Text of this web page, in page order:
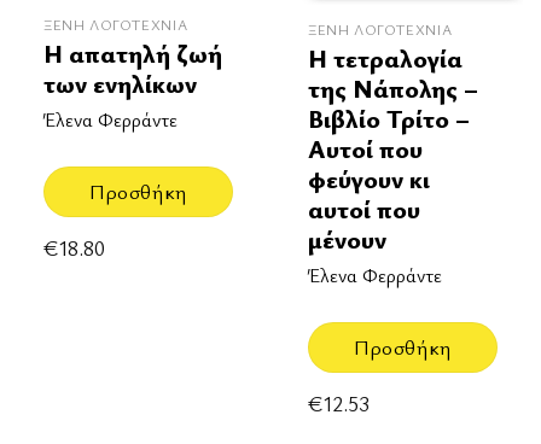
ΞΈΝΗ ΛΟΓΟΤΕΧΝΊΑ
Η απατηλή ζωή
των ενηλίκων
Έλενα Φερράντε
Προσθήκη
€18.80
ΞΈΝΗ ΛΟΓΟΤΕΧΝΊΑ
Η τετραλογία
της Νάπολης –
Βιβλίο Τρίτο –
Αυτοί που
φεύγουν κι
αυτοί που
μένουν
Έλενα Φερράντε
Προσθήκη
€12.53